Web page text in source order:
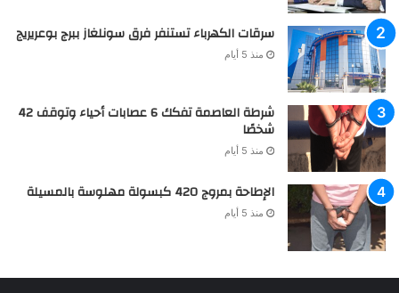
سرقات الكهرباء تستنفر فرق سونلغاز ببرج بوعريريج
منذ 5 أيام
شرطة العاصمة تفكك 6 عصابات أحياء وتوقف 42
شخصًا
منذ 5 أيام
الإطاحة بمروج 420 كبسولة مهلوسة بالمسيلة
منذ 5 أيام